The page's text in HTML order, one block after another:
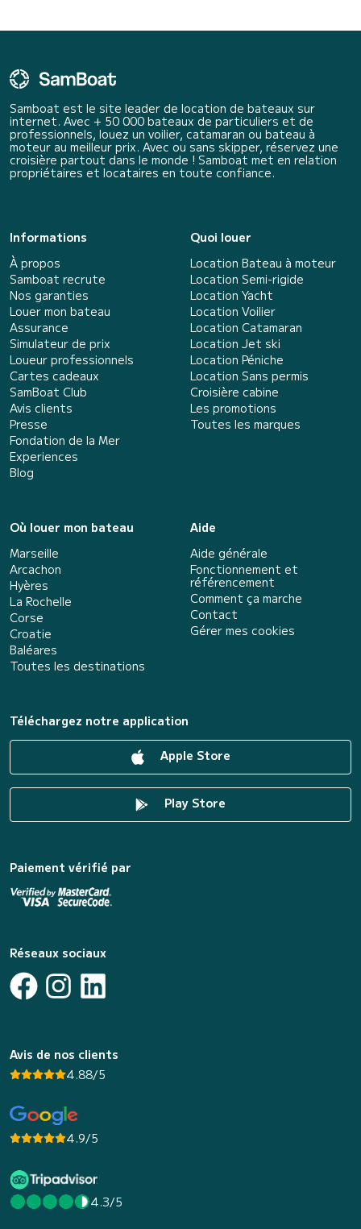
Samboat est le site leader de location de bateaux sur
internet. Avec + 50 000 bateaux de particuliers et de
professionnels, louez un voilier, catamaran ou bateau à
moteur au meilleur prix. Avec ou sans skipper, réservez une
croisière partout dans le monde ! Samboat met en relation
propriétaires et locataires en toute confiance.
Informations
À propos
Samboat recrute
Nos garanties
Louer mon bateau
Assurance
Simulateur de prix
Loueur professionnels
Cartes cadeaux
SamBoat Club
Avis clients
Presse
Fondation de la Mer
Experiences
Blog
Quoi louer
Location Bateau à moteur
Location Semi-rigide
Location Yacht
Location Voilier
Location Catamaran
Location Jet ski
Location Péniche
Location Sans permis
Croisière cabine
Les promotions
Toutes les marques
Où louer mon bateau
Marseille
Arcachon
Hyères
La Rochelle
Corse
Croatie
Baléares
Toutes les destinations
Aide
Aide générale
Fonctionnement et
référencement
Comment ça marche
Contact
Gérer mes cookies
Téléchargez notre application
Apple Store
Play Store
Paiement vérifié par
Réseaux sociaux
Avis de nos clients
4.88/5
4.9/5
4.3/5